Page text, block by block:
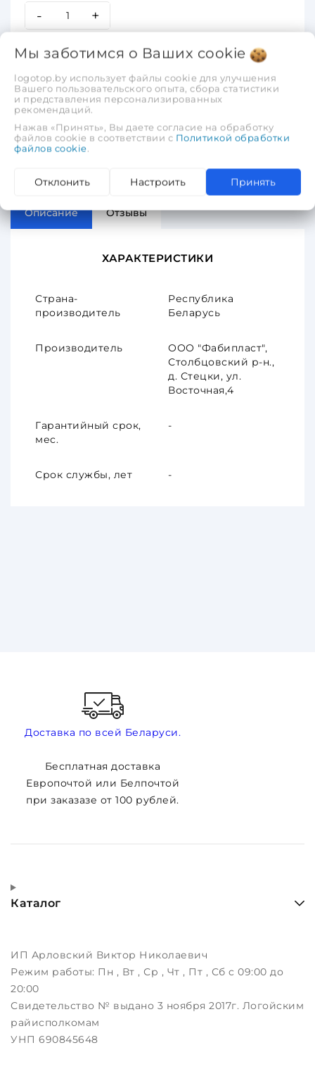
- +
В корзину
Быстрый заказ
Добавить
в избранное
Добавить
в сравнение
Описание Отзывы
ХАРАКТЕРИСТИКИ
Страна-
производитель
Республика
Беларусь
Производитель
ООО "Фабипласт",
Столбцовский р-н.,
д. Стецки, ул.
Восточная,4
Гарантийный срок,
мес.
-
Срок службы, лет -
Доставка по всей Беларуси.
Бесплатная доставка
Европочтой или Белпочтой
при заказазе от 100 рублей.
Каталог
ИП Арловский Виктор Николаевич
Режим работы: Пн , Вт , Ср , Чт , Пт , Сб c 09:00 до
20:00
Свидетельство № выдано 3 ноября 2017г. Логойским
райисполкомам
УНП 690845648
Мы заботимся о Ваших cookie
logotop.by использует файлы cookie для улучшения
Вашего пользовательского опыта, сбора статистики
и представления персонализированных
рекомендаций.
Нажав «Принять», Вы даете согласие на обработку
файлов cookie в соответствии с Политикой обработки
файлов cookie.
Отклонить Настроить Принять